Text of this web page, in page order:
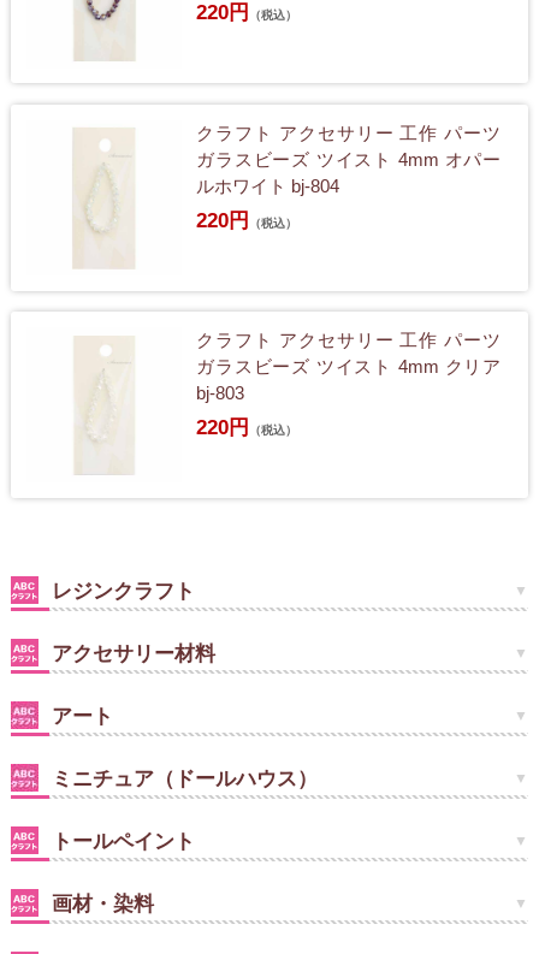
220円 （税込）
クラフト アクセサリー 工作 パーツ
ガラスビーズ ツイスト 4mm オパー
ルホワイト bj-804
220円 （税込）
クラフト アクセサリー 工作 パーツ
ガラスビーズ ツイスト 4mm クリア
bj-803
220円 （税込）
レジンクラフト
アクセサリー材料
アート
ミニチュア（ドールハウス）
トールペイント
画材・染料